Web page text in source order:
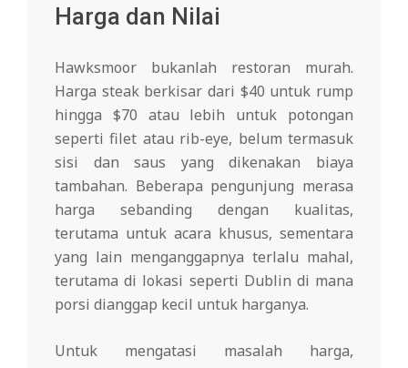
Harga dan Nilai
Hawksmoor bukanlah restoran murah.
Harga steak berkisar dari $40 untuk rump
hingga $70 atau lebih untuk potongan
seperti filet atau rib-eye, belum termasuk
sisi dan saus yang dikenakan biaya
tambahan. Beberapa pengunjung merasa
harga sebanding dengan kualitas,
terutama untuk acara khusus, sementara
yang lain menganggapnya terlalu mahal,
terutama di lokasi seperti Dublin di mana
porsi dianggap kecil untuk harganya.
Untuk mengatasi masalah harga,